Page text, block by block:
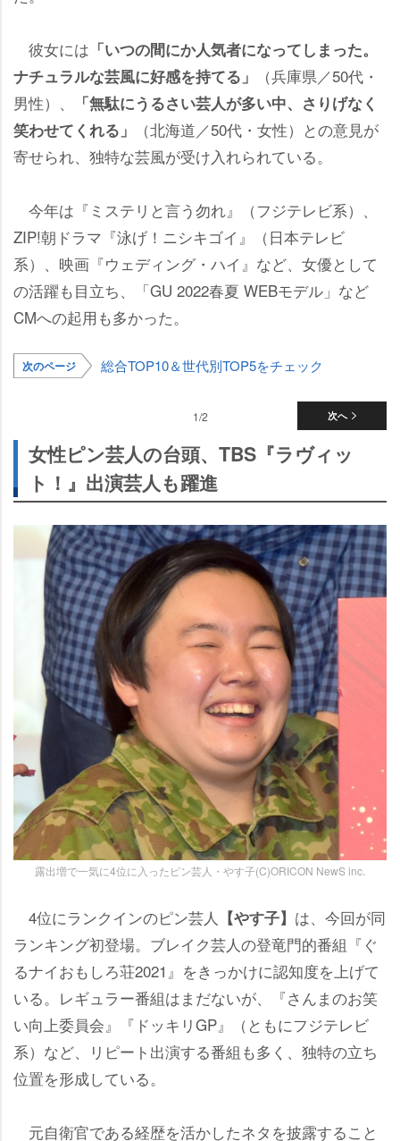
彼女には 「いつの間にか人気者になってしまった。
ナチュラルな芸風に好感を持てる」
（兵庫県／50代・
男性）、
「無駄にうるさい芸人が多い中、さりげなく
笑わせてくれる」
（北海道／50代・女性）との意見が
寄せられ、独特な芸風が受け入れられている。
今年は『ミステリと言う勿れ』（フジテレビ系）、
ZIP!朝ドラマ『泳げ！ニシキゴイ』（日本テレビ
系）、映画『ウェディング・ハイ』など、女優として
の活躍も目立ち、「GU 2022春夏 WEBモデル」など
CMへの起用も多かった。
次のページ 総合TOP10＆世代別TOP5をチェック
次へ
1/2
女性ピン芸人の台頭、TBS『ラヴィッ
ト！』出演芸人も躍進
露出増で一気に4位に入ったピン芸人・やす子(C)ORICON NewS inc.
4位にランクインのピン芸人 【やす子】 は、今回が同
ランキング初登場。ブレイク芸人の登竜門的番組『ぐ
るナイおもしろ荘2021』をきっかけに認知度を上げて
いる。レギュラー番組はまだないが、『さんまのお笑
い向上委員会』『ドッキリGP』（ともにフジテレビ
系）など、リピート出演する番組も多く、独特の立ち
位置を形成している。
元自衛官である経歴を活かしたネタを披露すること